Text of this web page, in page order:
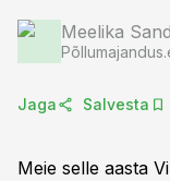
Meelika
Jaga Salvesta
Meie selle aasta